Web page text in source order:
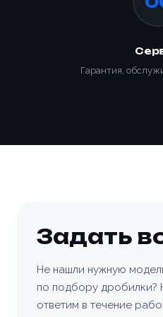
Гарантия,
Задать
Не нашли нужную
по подбору дробилки?
ответим в течение